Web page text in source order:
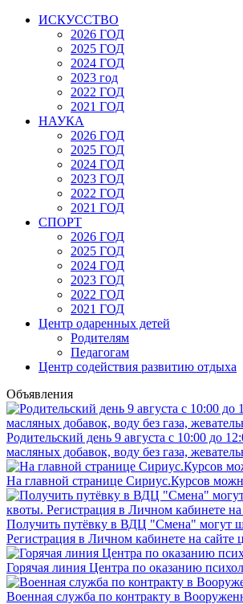
ИСКУССТВО
2026 ГОД
2025 ГОД
2024 ГОД
2023 год
2022 ГОД
2021 ГОД
НАУКА
2026 ГОД
2025 ГОД
2024 ГОД
2023 ГОД
2022 ГОД
2021 ГОД
СПОРТ
2026 ГОД
2025 ГОД
2024 ГОД
2023 ГОД
2022 ГОД
2021 ГОД
Центр одаренных детей
Родителям
Педагогам
Центр содействия развитию отдыха
Объявления
Родительский день 9 августа с 10:00 до
масляных добавок, воду без газа,
На главной странице Сириус.Курсов
Получить путёвку в ВДЦ "Смена" могут
Регистрация в Личном кабинете на сайте
Горячая линия Центра по оказанию
Военная служба по контракту в